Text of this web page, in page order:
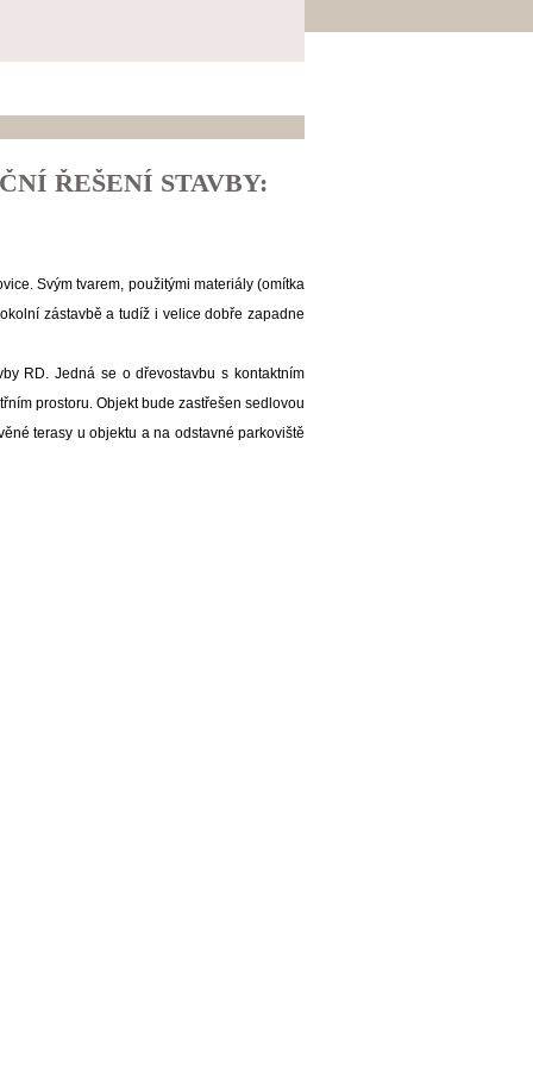
ŘEŠENÍ STAVBY:
Svým tvarem, použitými materiály (omítka
zástavbě a tudíž i velice dobře zapadne
RD. Jedná se o dřevostavbu s kontaktním
prostoru. Objekt bude zastřešen sedlovou
terasy u objektu a na odstavné parkoviště